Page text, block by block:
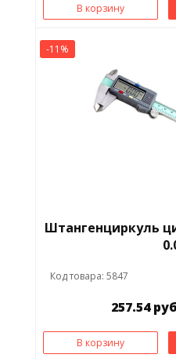
В корзину
-11%
Штангенциркуль
Код товара: 5847
257.54
В корзину